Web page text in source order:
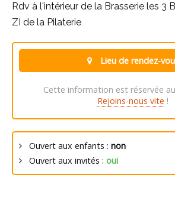
Rdv à l'intérieur de la Brasserie les 3
ZI de la Pilaterie
Lieu de rendez-
Cette information est réservée
Rejoins-nous vite !
Ouvert aux enfants : non
Ouvert aux invités : oui